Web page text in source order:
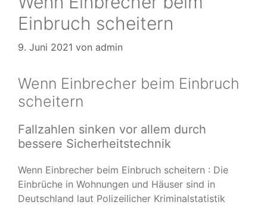
Einbruch scheitern
9. Juni 2021 von admin
Wenn Einbrecher beim Einbruch
scheitern
Fallzahlen sinken vor allem durch
bessere Sicherheitstechnik
Wenn Einbrecher beim Einbruch scheitern : Die
Einbrüche in Wohnungen und Häuser sind in
Deutschland laut Polizeilicher Kriminalstatistik